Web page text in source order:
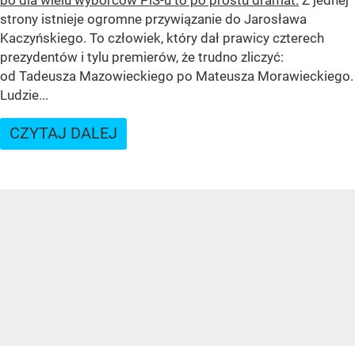
strony istnieje ogromne przywiązanie do Jarosława
Kaczyńskiego. To człowiek, który dał prawicy czterech
prezydentów i tylu premierów, że trudno zliczyć:
od Tadeusza Mazowieckiego po Mateusza Morawieckiego.
Ludzie...
CZYTAJ DALEJ